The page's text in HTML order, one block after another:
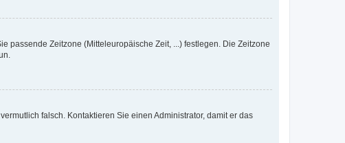
passende Zeitzone (Mitteleuropäische Zeit, ...) festlegen. Die Zeitzone
falsch. Kontaktieren Sie einen Administrator, damit er das